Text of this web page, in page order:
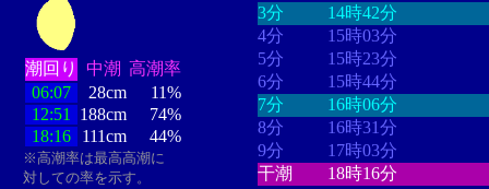
潮回り 中潮 高潮率
06:07
28cm
11%
12:51
188cm
74%
18:16
111cm 44%
※高潮率は最高高潮に
対しての率を示す。
3分
14時42分
4分
15時03分
5分
15時23分
6分
15時44分
7分
16時06分
8分
16時31分
9分
17時03分
干潮
18時16分